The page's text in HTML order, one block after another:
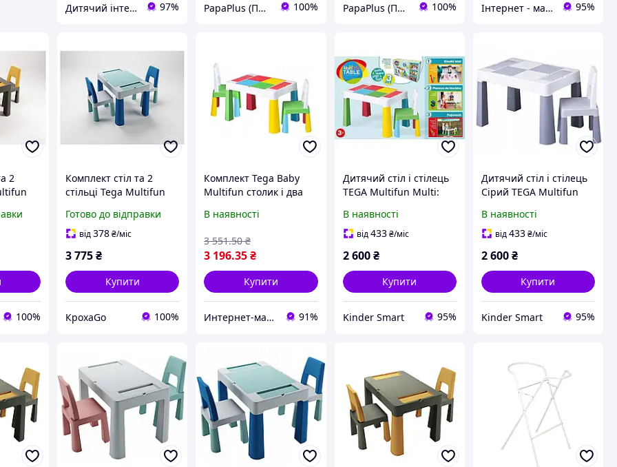
Дитячий інтернет-магазин "Lolly Dolly" 97% PapaPlus (Папа Плюс) 100% PapaPlus (Папа Плюс) 100% Інтернет - магазин "Lion" 95%
2
/
100%
Комплект стіл та 2
стільці Tega Multifun
turquoise / navy / grey
(бірюзовий / синій /
Готово до відправки
від378₴/міс
3 775₴
Купити
КрохаGo 100%
Комплект Tega Baby
Multifun столик і два
1+2 MF-006-134
В наявності
3 196.35₴
3 551.50 ₴
Купити
Интернет-магазин Восторг Онлайн - товары для различных людей! 91%
Дитячий стіл і стілець
TEGA Multifun Multi:
конструктора,
пісочниця (MF-004-134)
В наявності
від433 ₴/міс
2 600 ₴
Купити
Kinder Smart 95%
Дитячий стіл і стілець
Сірий TEGA Multifun
збирання
конструктора,
1+1
В наявності
від433₴/міс
2 600₴
Купити
Kinder Smart 95%